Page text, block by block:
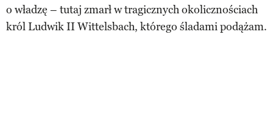
o władzę – tutaj zmarł w tragicznych okolicznościach
król Ludwik II Wittelsbach, którego śladami podążam.